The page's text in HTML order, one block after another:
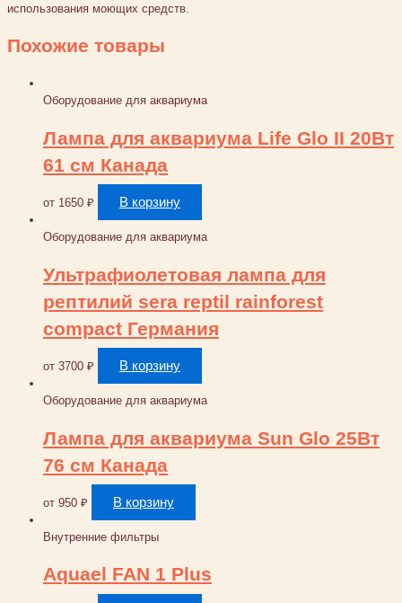
использования моющих средств.
Похожие товары
Оборудование для аквариума
Лампа для аквариума Life Glo II 20Вт
61 см Канада
от 1650 ₽ В корзину
Оборудование для аквариума
Ультрафиолетовая лампа для
рептилий sera reptil rainforest
compact Германия
от 3700 ₽ В корзину
Оборудование для аквариума
Лампа для аквариума Sun Glo 25Вт
76 см Канада
от 950 ₽ В корзину
Внутренние фильтры
Aquael FAN 1 Plus